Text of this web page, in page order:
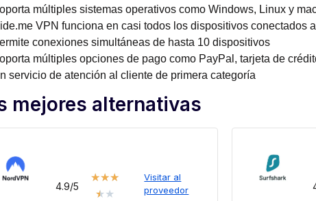
múltiples sistemas operativos como Windows, Linux y
VPN funciona en casi todos los dispositivos conectados
conexiones simultáneas de hasta 10 dispositivos
múltiples opciones de pago como PayPal, tarjeta de
servicio de atención al cliente de primera categoría
mejores alternativas
4.9/5
★★★
★★
Visitar al
proveedor